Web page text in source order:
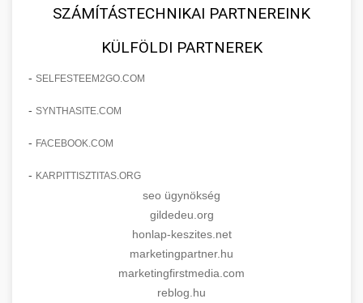
SZÁMÍTÁSTECHNIKAI PARTNEREINK
KÜLFÖLDI PARTNEREK
- SELFESTEEM2GO.COM
- SYNTHASITE.COM
- FACEBOOK.COM
- KARPITTISZTITAS.ORG
seo ügynökség
gildedeu.org
honlap-keszites.net
marketingpartner.hu
marketingfirstmedia.com
reblog.hu